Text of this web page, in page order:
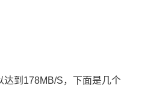
达到178MB/S，下面是几个